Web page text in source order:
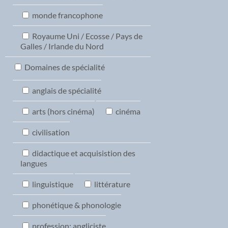
monde francophone
Royaume Uni / Ecosse / Pays de
Galles / Irlande du Nord
Domaines de spécialité
anglais de spécialité
arts (hors cinéma) cinéma
civilisation
didactique et acquisistion des
langues
linguistique littérature
phonétique & phonologie
profession: angliciste